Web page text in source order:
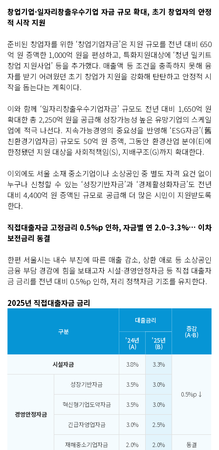
창업기업·일자리창출우수기업 자금 규모 확대, 초기 창업자의 안정
적 시작 지원
준비된 창업자를 위한 ‘창업기업자금’은 지원 규모를 전년 대비 650
억 원 증액한 1,000억 원을 편성하고, 특화지원대상에 ‘청년 밀키트
창업 지원사업’ 등을 추가했다. 매출액 등 조건을 충족하지 못해 융
자를 받기 어려웠던 초기 창업가 지원을 강화해 탄탄하고 안정적 시
작을 돕는다는 계획이다.
이와 함께 ‘일자리창출우수기업자금’ 규모도 전년 대비 1,650억 원
확대한 총 2,250억 원을 공급해 성장가능성 높은 유망기업의 스케일
업에 적극 나선다. 지속가능경영의 중요성을 반영해 ‘ESG자금’(舊
친환경기업자금) 규모도 50억 원 증액, 그동안 환경산업 분야(E)에
한정됐던 지원 대상을 사회적책임(S), 지배구조(G)까지 확대한다.
이외에도 서울 소재 중소기업이나 소상공인 중 별도 자격 요건 없이
누구나 신청할 수 있는 ‘성장기반자금’과 ‘경제활성화자금’도 전년
대비 4,400억 원 증액된 규모로 공급해 더 많은 시민이 지원받도록
한다.
직접대출자금 고정금리 0.5%p 인하, 자금별 연 2.0~3.3%… 이차
보전금리 동결
한편 서울시는 내수 부진에 따른 매출 감소, 상환 애로 등 소상공인
금융 부담 경감에 힘을 보태고자 시설·경영안정자금 등 직접 대출자
금 금리를 전년 대비 0.5%p 인하, 저리 정책자금 기조를 유지한다.
2025년 직접대출자금 금리
구분
대출금리
증감
(A-B)
’24년
(A)
’25년
(B)
시설자금 3.8% 3.3%
0.5%p↓
경영안정자금
성장기반자금 3.5% 3.0%
혁신형기업도약자금 3.5% 3.0%
긴급자영업자금 3.0% 2.5%
재해중소기업자금 2.0% 2.0% 동결